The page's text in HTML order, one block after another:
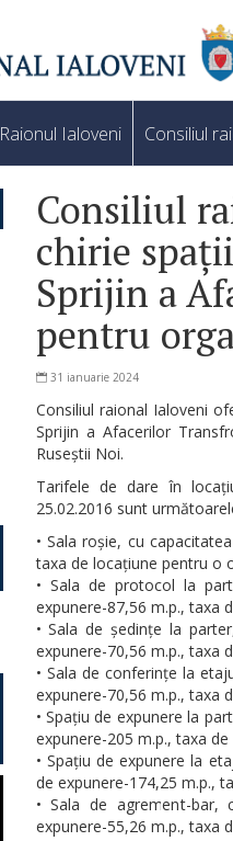
Raionul Ialoveni Consiliul
Consiliul
chirie
Sprijin a
pentru
31 ianuarie 2024
Consiliul raional Ialoveni
Sprijin a Afacerilor
Ruseștii Noi.
Tarifele de dare în
25.02.2016 sunt
• Sala roșie, cu
taxa de locațiune pentru o
• Sala de protocol la
expunere-87,56 m.p., taxa
• Sala de ședințe la
expunere-70,56 m.p., taxa
• Sala de conferințe la
expunere-70,56 m.p., taxa
• Spațiu de expunere la
expunere-205 m.p., taxa
• Spațiu de expunere la
de expunere-174,25 m.p.,
• Sala de agrement-
expunere-55,26 m.p., taxa